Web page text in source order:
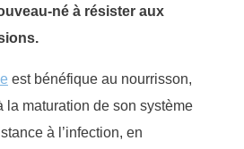
né à résister aux
est bénéfique au nourrisson,
la maturation de son système
à l’infection, en